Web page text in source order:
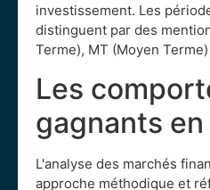
investissement. Les
distinguent par des
Terme), MT (Moyen
Les
gagnants
L'analyse des marchés
approche méthodique et